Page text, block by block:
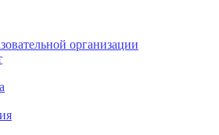
организации